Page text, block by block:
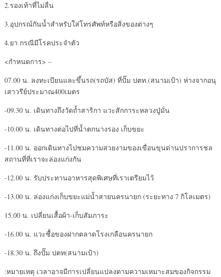
2.รองเท้าที่ไม่ลื่น
3.อุปกรณ์กันน้ำสำหรับใส่โทรศัพท์หรือสิ่งของต่างๆ
4.ยา กรณีมีโรคประจำตัว
<กำหนดการ> –
07.00 น. ลงทะเบียนและขึ้นรถ(รถบัส) ที่ปั๊ม ปตท.(สนามเป้า) ห่างจากอนุ
เสาวรีย์ประมาณ400เมตร
-09.30 น. เดินทางถึงวัดถ้ำสาริกา แวะสักการะหลวงปู่มั่น
-10.00 น. เดินทางต่อไปที่น้ำตกนางรอง เก็บขยะ
-11.00 น. ออกเดินทางไปชมความสวยงามของเขื่อนขุนด่านปราการชล
สถานที่ที่เราจะล่องแก่งกัน
-12.00 น. รับประทานอาหารสุดพิเศษที่เราเตรียมไว้
-13.00 น. ล่องแก่งเก็บขยะแม่น้ำสายนครนายก (ระยะทาง 7 กิโลเมตร)
15.00 น. เปลี่ยนเสื้อผ้า-เก็บสัมภาระ
-16.00 น. แวะซื้อของฝากตลาดโรงเกลือนครนายก
-18.30 น. ถึงปั๊ม ปตท(สนามเป้า)
:หมายเหตุ เวลาอาจมีการเปลี่ยนแปลงตามความเหมาะสมของกิจกรรม